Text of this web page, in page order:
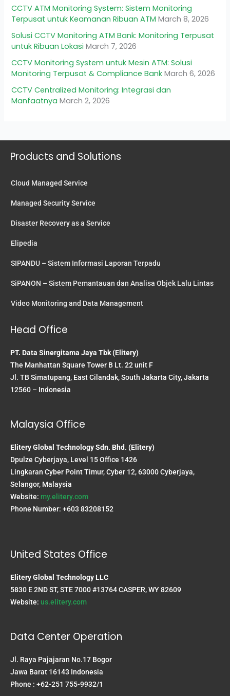
CCTV ATM Monitoring System: Sistem Monitoring
Terpusat untuk Keamanan Ribuan ATM March 8, 2026
Solusi CCTV Monitoring ATM Bank: Monitoring Terpusat
untuk Ribuan Lokasi March 7, 2026
CCTV Monitoring System untuk Mesin ATM: Solusi
Monitoring Terpusat & Compliance Bank March 6, 2026
CCTV Centralized Monitoring: Integrasi dan
Manfaatnya March 2, 2026
Products and Solutions
Cloud Managed Service
Managed Security Service
Disaster Recovery as a Service
Elipedia
SIPANDU – Sistem Informasi Laporan Terpadu
SiPANON – Sistem Pemantauan dan Analisa Objek Lalu Lintas
Video Monitoring and Data Management
Head Office
PT. Data Sinergitama Jaya Tbk (Elitery)
The Manhattan Square Tower B Lt. 22 unit F
Jl. TB Simatupang, East Cilandak, South Jakarta City, Jakarta
12560 – Indonesia
Malaysia Office
Elitery Global Technology Sdn. Bhd. (Elitery)
Dpulze Cyberjaya, Level 15 Office 1426
Lingkaran Cyber Point Timur, Cyber 12, 63000 Cyberjaya,
Selangor, Malaysia
Website: my.elitery.com
Phone Number: +603 83208152
United States Office
Elitery Global Technology LLC
5830 E 2ND ST, STE 7000 #13764 CASPER, WY 82609
Website: us.elitery.com
Data Center Operation
Jl. Raya Pajajaran No.17 Bogor
Jawa Barat 16143 Indonesia
Phone : +62-251 755-9932/1